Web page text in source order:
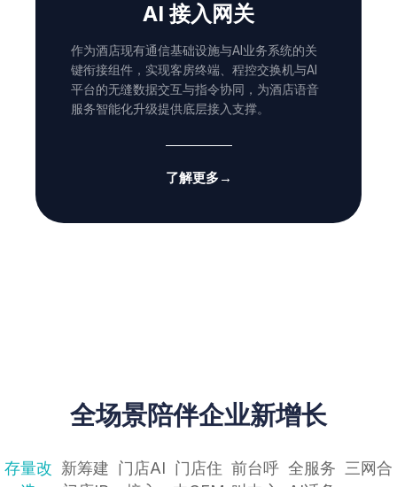
AI 接入网关
作为酒店现有通信基础设施与AI业务系统的关
键衔接组件，实现客房终端、程控交换机与AI
平台的无缝数据交互与指令协同，为酒店语音
服务智能化升级提供底层接入支撑。
了解更多→
全场景陪伴企业新增长
存量改 新筹建 门店AI 门店住 前台呼 全服务 三网合